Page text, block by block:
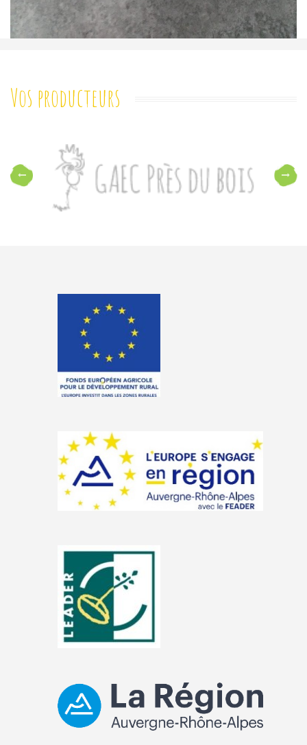
Vos producteurs